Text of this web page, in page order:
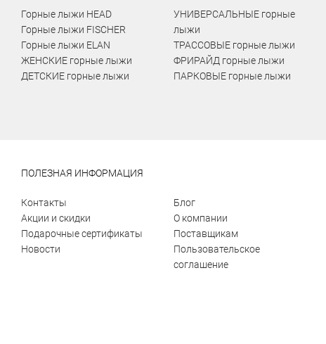
Горные лыжи HEAD
Горные лыжи FISCHER
Горные лыжи ELAN
ЖЕНСКИЕ горные лыжи
ДЕТСКИЕ горные лыжи
УНИВЕРСАЛЬНЫЕ горные
лыжи
ТРАССОВЫЕ горные лыжи
ФРИРАЙД горные лыжи
ПАРКОВЫЕ горные лыжи
ПОЛЕЗНАЯ ИНФОРМАЦИЯ
Контакты
Акции и скидки
Подарочные сертификаты
Новости
Блог
О компании
Поставщикам
Пользовательское
соглашение